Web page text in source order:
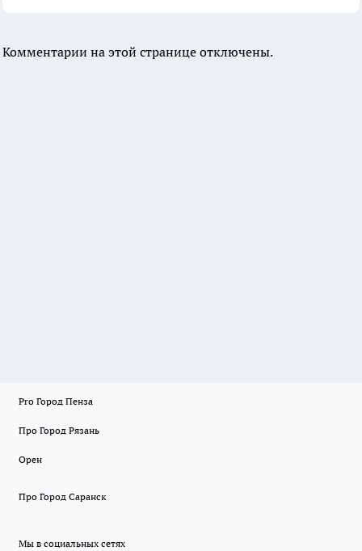
Комментарии на этой странице отключены.
Pro Город Пенза
Про Город Рязань
Орен
Про Город Саранск
Мы в социальных сетях